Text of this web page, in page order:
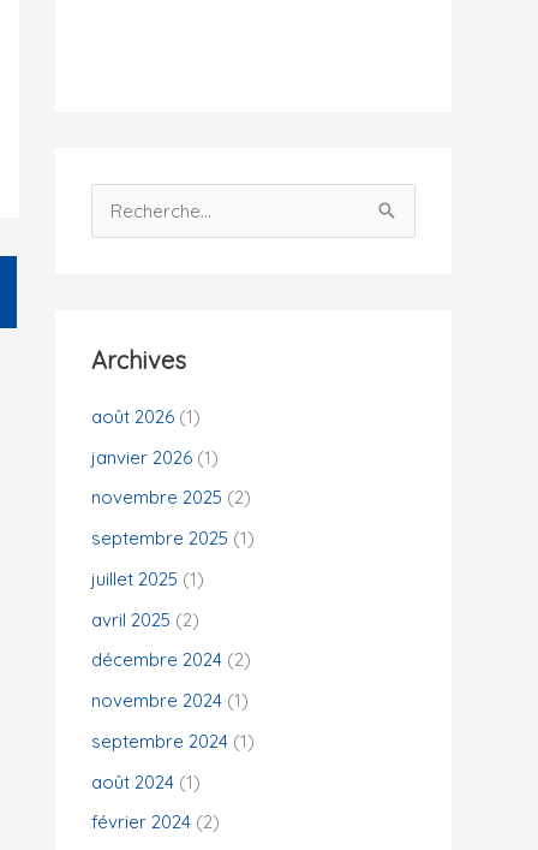
e
c
h
:
Archives
août 2026 (1)
janvier 2026 (1)
novembre 2025 (2)
septembre 2025 (1)
juillet 2025 (1)
avril 2025 (2)
décembre 2024 (2)
novembre 2024 (1)
septembre 2024 (1)
août 2024 (1)
février 2024 (2)